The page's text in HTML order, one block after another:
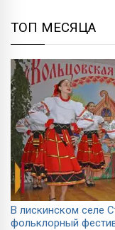
ТОП МЕСЯЦА
В лискинском селе
фольклорный